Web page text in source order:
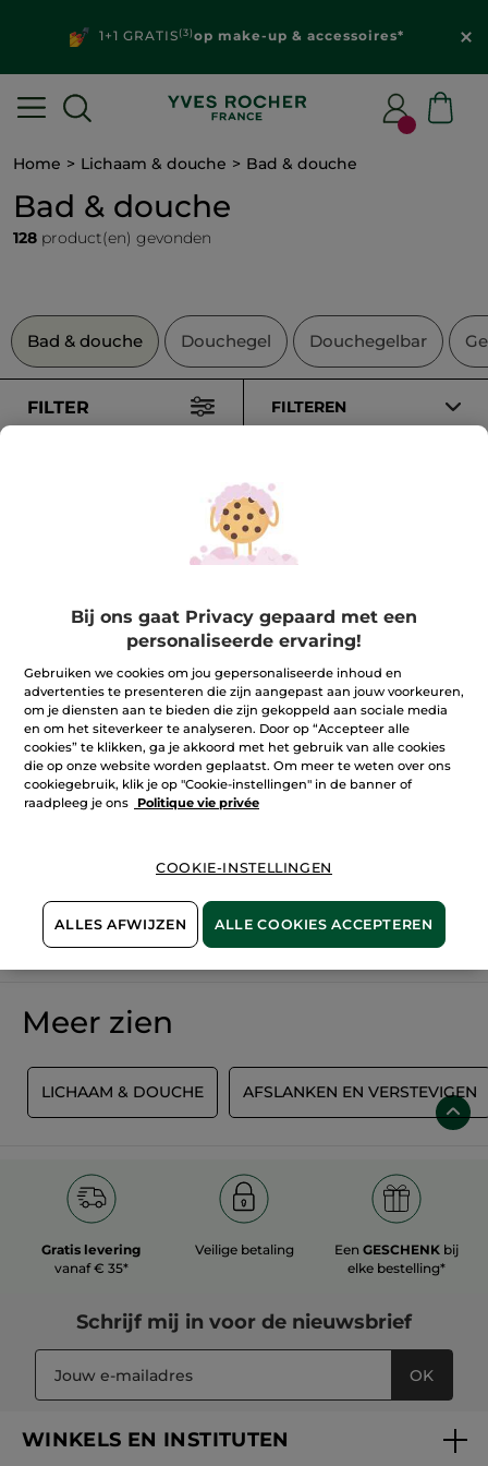
1+1 GRATIS(3)op make-up & accessoires*
Home Lichaam & douche Bad & douche
Bad & douche
128 product(en) gevonden
Bad & douche Douchegel Douchegelbar
FILTER FILTEREN
100%plantaardig
60 hectare
biologische velden
Meer zien
LICHAAM & DOUCHE AFSLANKEN EN VERSTEVIGEN
Gratis levering
vanaf € 35*
Veilige betaling EenGESCHENK bij
elke bestelling*
Schrijf mij in voor de nieuwsbrief
OK
WINKELS EN INSTITUTEN
Bij ons gaat Privacy gepaard met een
personaliseerde ervaring!
Gebruiken we cookies om jou gepersonaliseerde inhoud en
advertenties te presenteren die zijn aangepast aan jouw voorkeuren,
om je diensten aan te bieden die zijn gekoppeld aan sociale media
en om het siteverkeer te analyseren. Door op “Accepteer alle
cookies” te klikken, ga je akkoord met het gebruik van alle cookies
die op onze website worden geplaatst. Om meer te weten over ons
cookiegebruik, klik je op "Cookie-instellingen" in de banner of
raadpleeg je ons
Politique vie privée
COOKIE-INSTELLINGEN
ALLES AFWIJZEN ALLE COOKIES ACCEPTEREN